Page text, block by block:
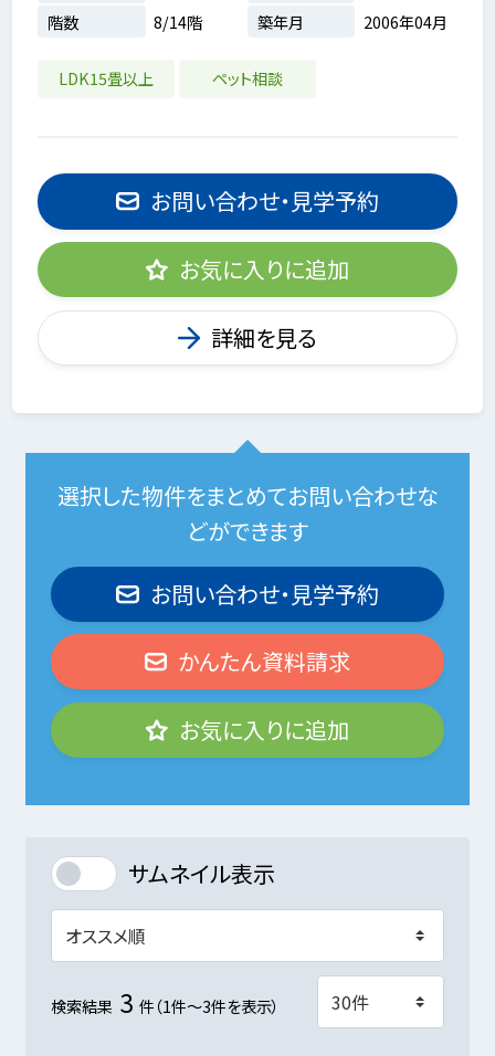
階数
8/14階 築年月 2006年04月
LDK15畳以上 ペット相談
お問い合わせ・見学予約
お気に入りに追加
詳細を見る
選択した物件をまとめてお問い合わせな
どができます
お問い合わせ・見学予約
かんたん資料請求
お気に入りに追加
サムネイル表示
検索結果 3 件（1件～3件を表示）